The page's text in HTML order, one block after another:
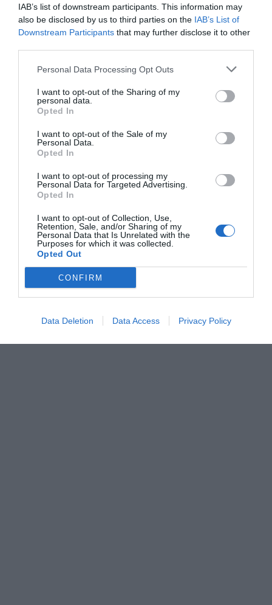
IAB’s list of downstream participants. This information may
also be disclosed by us to third parties on the IAB’s List of
Downstream Participants that may further disclose it to other
Personal Data Processing Opt Outs
I want to opt-out of the Sharing of my
personal data.
Opted In
I want to opt-out of the Sale of my
Personal Data.
Opted In
I want to opt-out of processing my
Personal Data for Targeted Advertising.
Opted In
I want to opt-out of Collection, Use,
Retention, Sale, and/or Sharing of my
Personal Data that Is Unrelated with the
Purposes for which it was collected.
Opted Out
CONFIRM
Data Deletion Data Access Privacy Policy